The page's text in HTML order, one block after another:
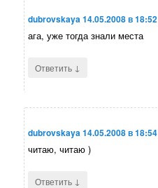
dubrovskaya14.05.2008 в 18:52
ага, уже тогда знали места
Ответить ↓
dubrovskaya14.05.2008 в 18:54
читаю, читаю )
Ответить ↓